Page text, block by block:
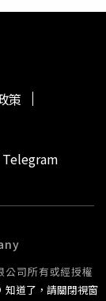
squabble
調整一下」。
夯歌，60 位身
克合唱排行冠
，安靜又平
球天后Serena
表演一大亮
知道了，請關閉視窗
策
Telegram
公司所有或經授權
或公開傳輸。